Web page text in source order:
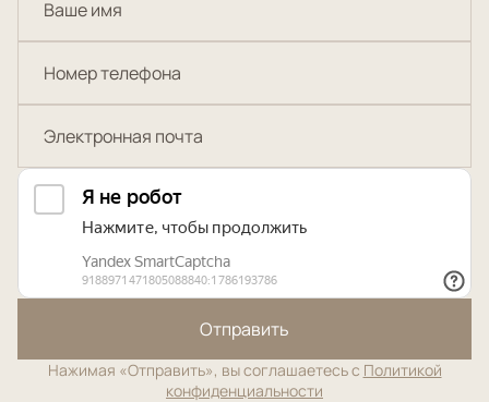
Отправить
Нажимая «Отправить», вы соглашаетесь с Политикой
конфиденциальности